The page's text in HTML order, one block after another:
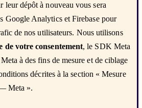
leur dépôt à nouveau vous sera
Google Analytics et Firebase pour
de nos utilisateurs. Nous utilisons
de votre consentement, le SDK Meta
à des fins de mesure et de ciblage
décrites à la section « Mesure
Meta ».